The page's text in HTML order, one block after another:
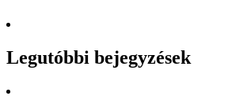
Legutóbbi bejegyzések